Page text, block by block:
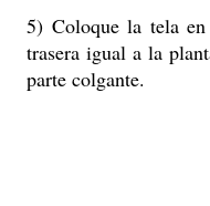
5) Coloque la tela
trasera igual a la
parte colgante.